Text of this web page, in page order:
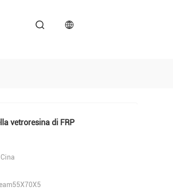
vetroresina di FRP
Cina